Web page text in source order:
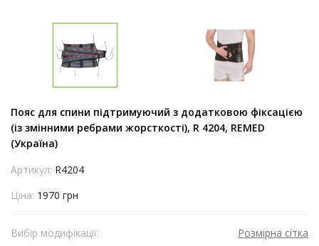
Пояс для спини підтримуючий з додатковою фіксацією
(із змінними ребрами жорсткості), R 4204, REMED
(Україна)
Артикул: R4204
Ціна: 1970 грн
Вибір модифікації: Розмірна сітка